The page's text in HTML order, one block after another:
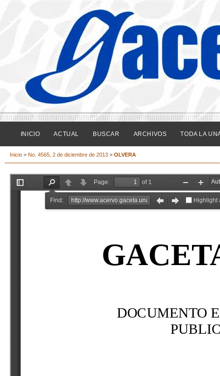
INICIO ACTUAL BUSCAR ARCHIVOS TODA LA
Inicio > No. 4565, 2 de diciembre de 2013 > OLVERA